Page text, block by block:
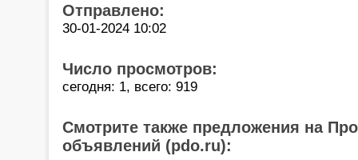
Отправлено:
30-01-2024 10:02
Число просмотров:
сегодня: 1, всего: 919
Смотрите также предложения на
объявлений (pdo.ru):